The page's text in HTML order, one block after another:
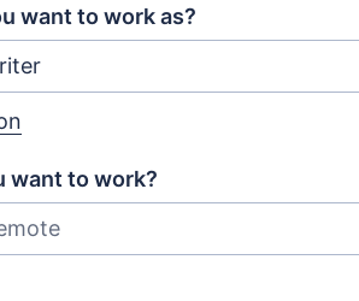
want to work as?
want to work?